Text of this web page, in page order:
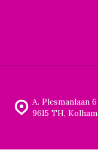
A. Plesmanlaan 6
9615 TH, Kolham